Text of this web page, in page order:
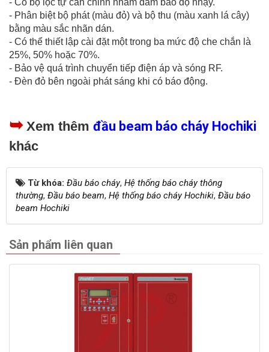
- Có bộ lọc tự cân chỉnh nhằm đảm bảo độ nhạy.
- Phân biệt bộ phát (màu đỏ) và bộ thu (màu xanh lá cây)
bằng màu sắc nhãn dán.
- Có thể thiết lập cài đặt một trong ba mức độ che chắn là
25%, 50% hoặc 70%.
- Bảo vệ quá trình chuyển tiếp điện áp và sóng RF.
- Đèn đỏ bên ngoài phát sáng khi có báo động.
➥Xem thêm đầu beam báo cháy Hochiki
khác
Từ khóa: Đầu báo cháy, Hệ thống báo cháy thông
thường, Đầu báo beam, Hệ thống báo cháy Hochiki, Đầu báo
beam Hochiki
Sản phẩm liên quan